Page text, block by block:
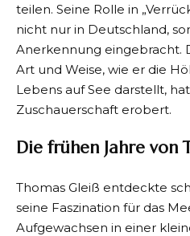
teilen. Seine Rolle in
nicht nur in Deutschland,
Anerkennung eingebracht.
Art und Weise, wie er die
Lebens auf See darstellt,
Zuschauerschaft erobert.
Die frühen Jahre von
Thomas Gleiß entdeckte
seine Faszination für das
Aufgewachsen in einer